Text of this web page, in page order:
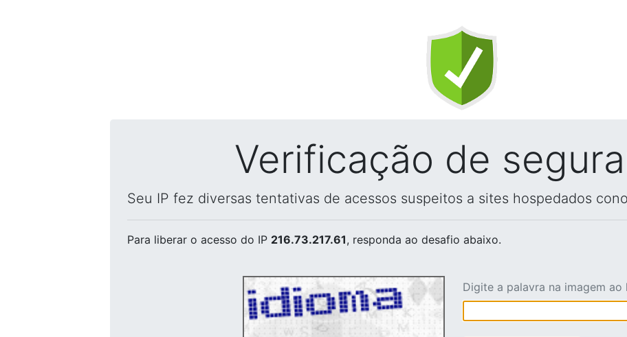
Verificação de
Seu IP fez diversas tentativas de acessos suspeitos a sites hospedados
Para liberar o acesso do IP 216.73.217.61, responda ao desafio abaixo.
Digite a palavra na imagem